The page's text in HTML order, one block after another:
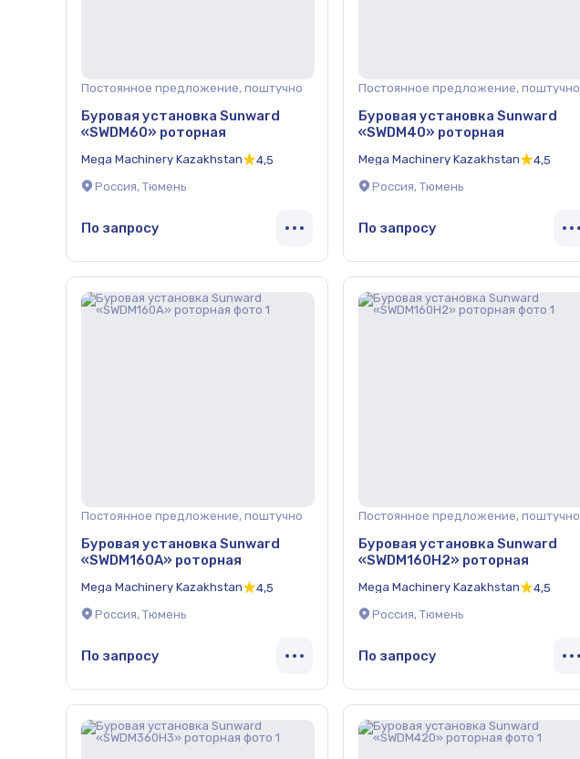
Постоянное предложение, поштучно
Буровая установка Sunward
«SWDM60» роторная
Mega Machinery Kazakhstan
4,5
Россия, Тюмень
По запросу
Постоянное предложение, поштучно
Буровая установка Sunward
«SWDM40» роторная
Mega Machinery Kazakhstan
4,5
Россия, Тюмень
По запросу
Постоянное предложение, поштучно
Буровая установка Sunward
«SWDM160А» роторная
Mega Machinery Kazakhstan
4,5
Россия, Тюмень
По запросу
Постоянное предложение, поштучно
Буровая установка Sunward
«SWDM160Н2» роторная
Mega Machinery Kazakhstan
4,5
Россия, Тюмень
По запросу